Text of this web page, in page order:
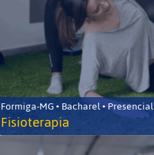
Formiga-MG • Bacharel • Presencial
Fisioterapia